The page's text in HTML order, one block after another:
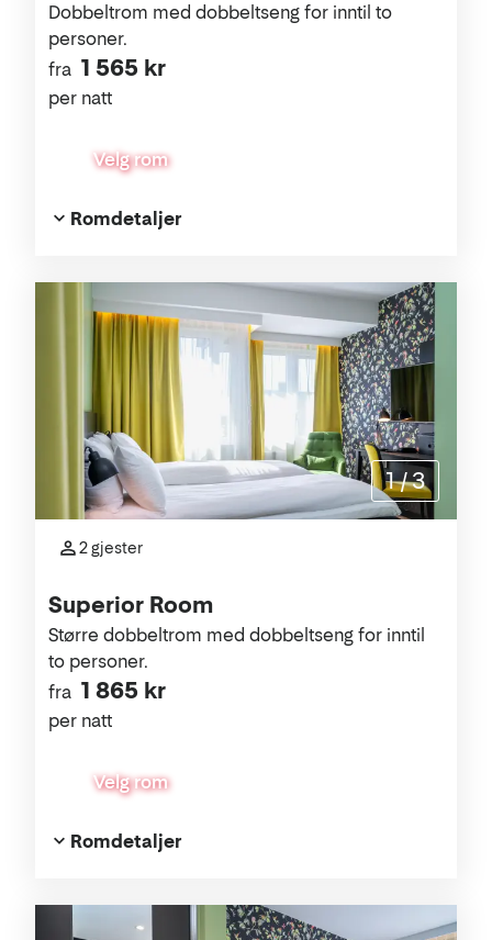
fra 1 565 kr
per natt
Dobbeltrom med dobbeltseng for inntil to
personer.
Velg rom
Romdetaljer
Superior Room
fra 1 865 kr
per natt
Større dobbeltrom med dobbeltseng for inntil
to personer.
Velg rom
2 gjester
Romdetaljer
1 /3